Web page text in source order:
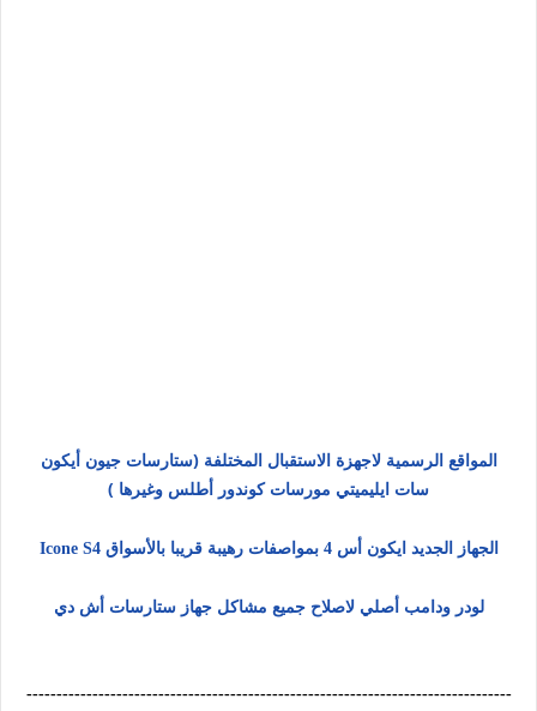
المواقع الرسمية لاجهزة الاستقبال المختلفة (ستارسات جيون أيكون
سات ايليميتي مورسات كوندور أطلس وغيرها )
الجهاز الجديد ايكون أس 4 بمواصفات رهيبة قريبا بالأسواق Icone S4
لودر ودامب أصلي لاصلاح جميع مشاكل جهاز ستارسات أش دي
---------------------------------------------------------------------------------